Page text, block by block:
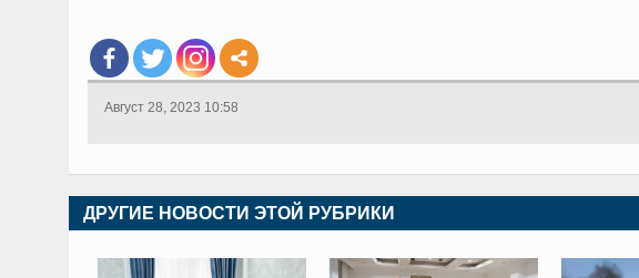
Август 28, 2023 10:58
ДРУГИЕ НОВОСТИ ЭТОЙ РУБРИКИ